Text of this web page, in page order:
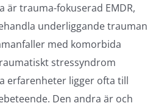
är trauma-fokuserad EMDR,
underliggande trauman
med komorbida
stressyndrom
erfarenheter ligger ofta till
Den andra är och